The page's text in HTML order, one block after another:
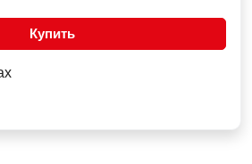
Купить